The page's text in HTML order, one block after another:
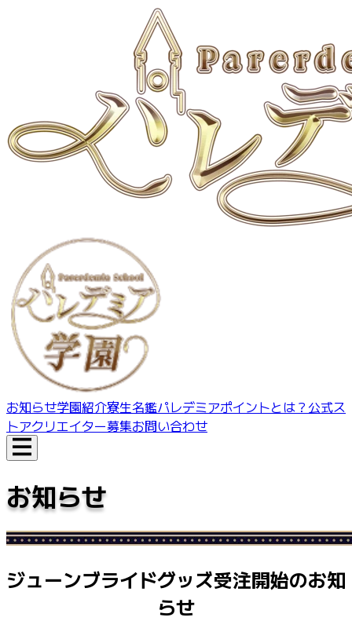
お知らせ学園紹介寮生名鑑パレデミアポイントとは？ 公式ス
トアクリエイター募集お問い合わせ
お知らせ
ジューンブライドグッズ受注開始のお知
らせ